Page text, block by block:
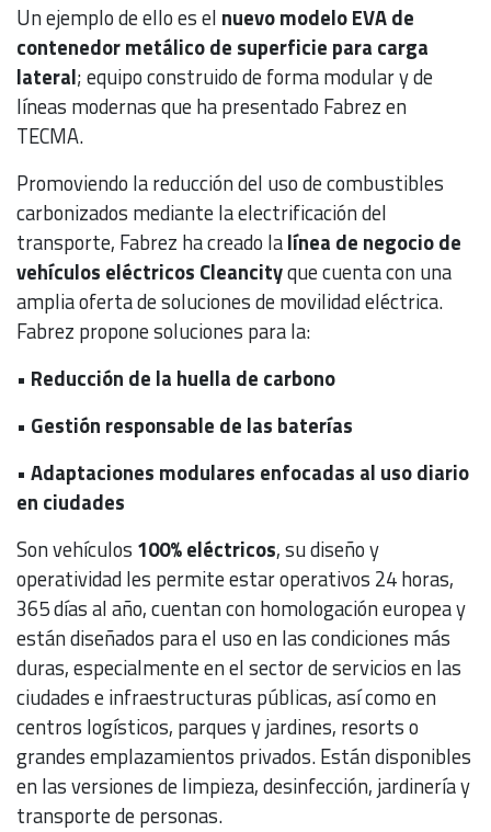
Un ejemplo de ello es el nuevo modelo EVA de
contenedor metálico de superficie para carga
lateral; equipo construido de forma modular y de
líneas modernas que ha presentado Fabrez en
TECMA.
Promoviendo la reducción del uso de combustibles
carbonizados mediante la electrificación del
transporte, Fabrez ha creado lalínea de negocio de
vehículos eléctricos Cleancityque cuenta con una
amplia oferta de soluciones de movilidad eléctrica.
Fabrez propone soluciones para la:
• Reducción de la huella de carbono
• Gestión responsable de las baterías
• Adaptaciones modulares enfocadas al uso diario
en ciudades
Son vehículos 100% eléctricos, su diseño y
operatividad les permite estar operativos 24 horas,
365 días al año, cuentan con homologación europea y
están diseñados para el uso en las condiciones más
duras, especialmente en el sector de servicios en las
ciudades e infraestructuras públicas, así como en
centros logísticos, parques y jardines, resorts o
grandes emplazamientos privados. Están disponibles
en las versiones de limpieza, desinfección, jardinería y
transporte de personas.